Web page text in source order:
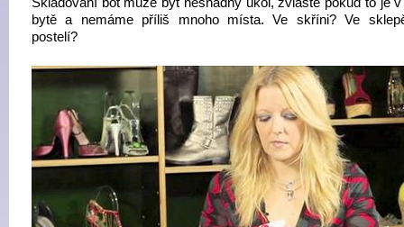
bytě a nemáme příliš mnoho místa. Ve skříni? Ve
postelí?